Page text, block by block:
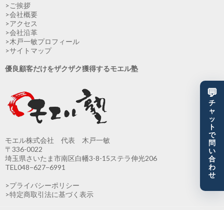
>ご挨拶
>会社概要
>アクセス
>会社沿革
>木戸一敏プロフィール
>サイトマップ
優良顧客だけをザクザク獲得するモエル塾
モエル株式会社 代表 木戸一敏
〒336-0022
埼玉県さいたま市南区白幡3-8-15ステラ伸光206
TEL048−627−6991
>プライバシーポリシー
>特定商取引法に基づく表示
💬
チ
ャ
ッ
ト
で
問
い
合
わ
せ